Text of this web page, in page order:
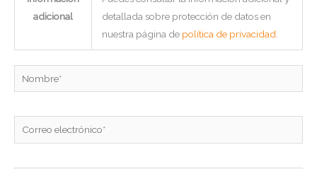
adicional
detallada sobre protección de datos en
nuestra página de política de privacidad
Nombre*
electrónico*